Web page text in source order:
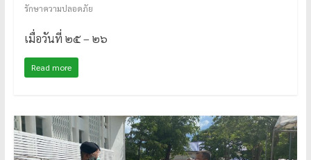
รักษาความปลอดภัย
เมื่อวันที่ ๒๕ – ๒๖
Read more